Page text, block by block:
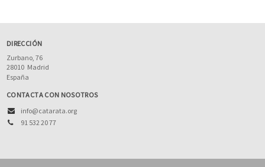
DIRECCIÓN
Zurbano, 76
28010 Madrid
España
CONTACTA CON NOSOTROS
info@catarata.org
91 532 20 77